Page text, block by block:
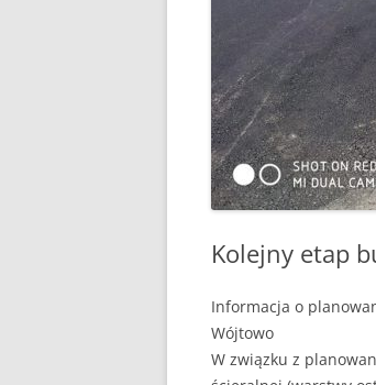
Kolejny etap
Informacja o
Wójtowo
W związku z